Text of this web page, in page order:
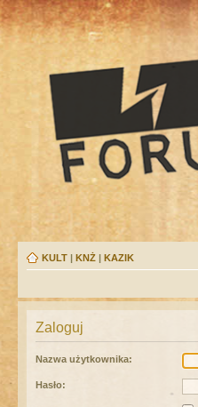
KULT | KNŻ | KAZIK
Zaloguj
Nazwa użytkownika:
Hasło: